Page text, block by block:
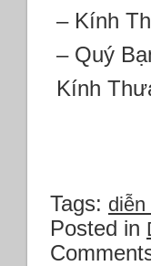
– Kính
– Quý
Kính
Tags: diễn
Posted in